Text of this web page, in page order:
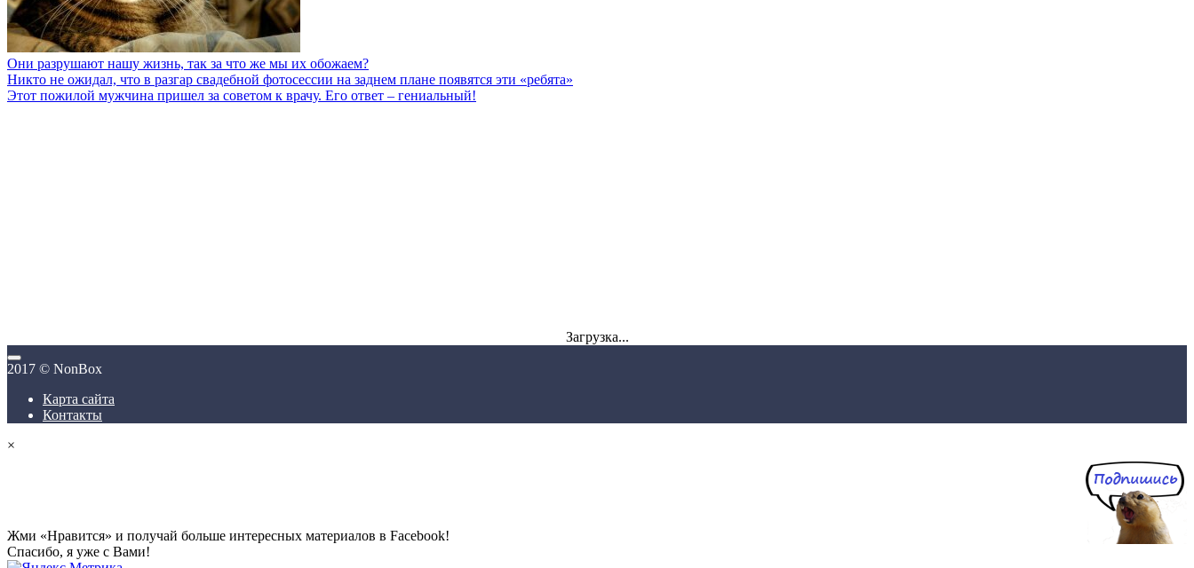
Они разрушают нашу жизнь, так за что же мы их обожаем?
Никто не ожидал, что в разгар свадебной фотосессии на заднем плане появятся эти «ребята»
Этот пожилой мужчина пришел за советом к врачу. Его ответ – гениальный!
Загрузка...
2017 © NonBox
Карта сайта
Контакты
×
Жми «Нравится» и получай больше интересных материалов в Facebook!
Спасибо, я уже с Вами!